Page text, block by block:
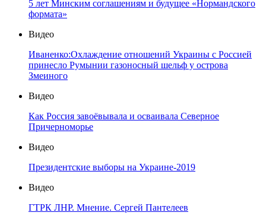
5 лет Минским соглашениям и будущее «Нормандского
формата»
Видео
Иваненко:Охлаждение отношений Украины с Россией
принесло Румынии газоносный шельф у острова
Змеиного
Видео
Как Россия завоёвывала и осваивала Северное
Причерноморье
Видео
Президентские выборы на Украине-2019
Видео
ГТРК ЛНР. Мнение. Сергей Пантелеев